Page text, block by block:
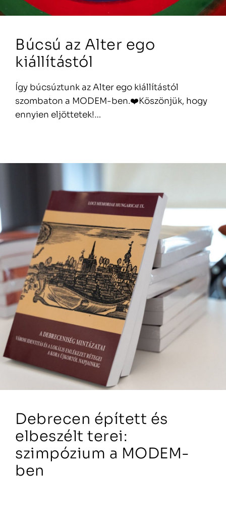
Búcsú az Alter ego
kiállítástól
Így búcsúztunk az Alter ego kiállítástól
szombaton a MODEM-ben.❤️Köszönjük, hogy
ennyien eljöttetek!…
Debrecen épített és
elbeszélt terei:
szimpózium a MODEM-
ben